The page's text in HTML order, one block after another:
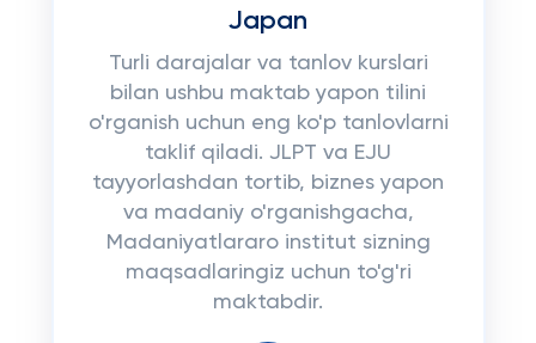
Japan
Turli darajalar va tanlov kurslari
bilan ushbu maktab yapon tilini
o'rganish uchun eng ko'p tanlovlarni
taklif qiladi. JLPT va EJU
tayyorlashdan tortib, biznes yapon
va madaniy o'rganishgacha,
Madaniyatlararo institut sizning
maqsadlaringiz uchun to'g'ri
maktabdir.